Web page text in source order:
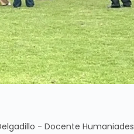
- Docente Humaniades